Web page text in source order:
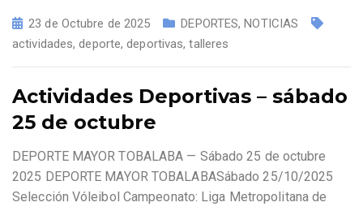
23 de Octubre de 2025 DEPORTES, NOTICIAS
actividades,deporte,deportivas,talleres
Actividades Deportivas – sábado
25 de octubre
DEPORTE MAYOR TOBALABA — Sábado 25 de octubre
2025 DEPORTE MAYOR TOBALABASábado 25/10/2025
Selección Vóleibol Campeonato: Liga Metropolitana de